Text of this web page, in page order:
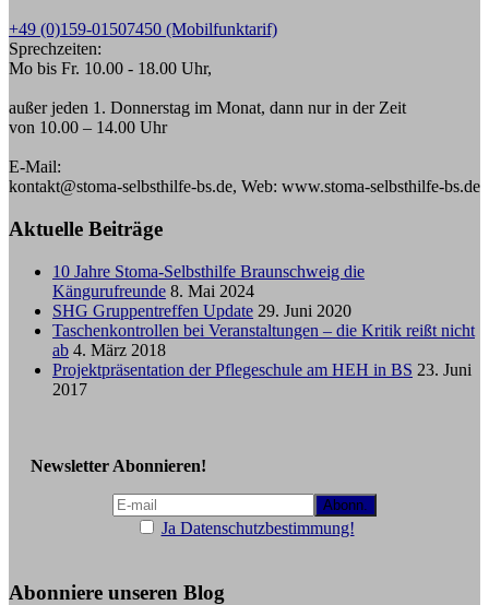
+49 (0)159-01507450 (Mobilfunktarif)
Sprechzeiten:
Mo bis Fr. 10.00 - 18.00 Uhr,
außer jeden 1. Donnerstag im Monat, dann nur in der Zeit
von 10.00 – 14.00 Uhr
E-Mail:
kontakt@stoma-selbsthilfe-bs.de, Web: www.stoma-selbsthilfe-bs.de
Aktuelle Beiträge
10 Jahre Stoma-Selbsthilfe Braunschweig die
Kängurufreunde 8. Mai 2024
SHG Gruppentreffen Update 29. Juni 2020
Taschenkontrollen bei Veranstaltungen – die Kritik reißt nicht
ab 4. März 2018
Projektpräsentation der Pflegeschule am HEH in BS 23. Juni
2017
Newsletter Abonnieren!
Ja Datenschutzbestimmung!
Abonniere unseren Blog